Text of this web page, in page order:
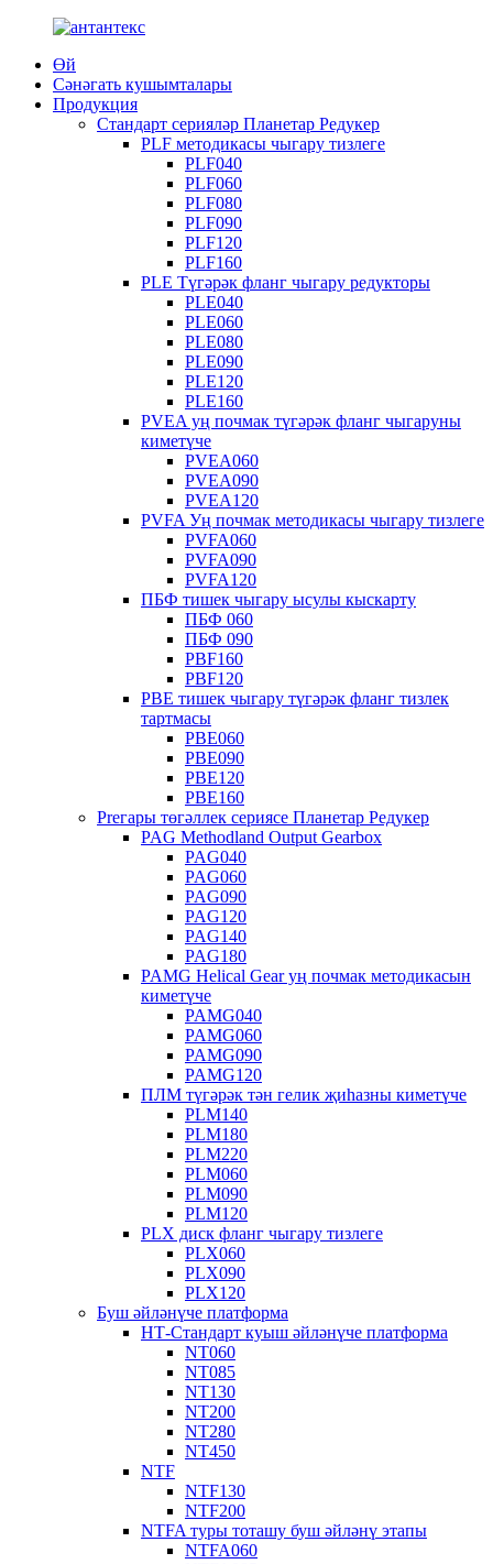
Өй
Сәнәгать кушымталары
Продукция
Стандарт серияләр Планетар Редукер
PLF методикасы чыгару тизлеге
PLF040
PLF060
PLF080
PLF090
PLF120
PLF160
PLE Түгәрәк фланг чыгару редукторы
PLE040
PLE060
PLE080
PLE090
PLE120
PLE160
PVEA уң почмак түгәрәк фланг чыгаруны
киметүче
PVEA060
PVEA090
PVEA120
PVFA Уң почмак методикасы чыгару тизлеге
PVFA060
PVFA090
PVFA120
ПБФ тишек чыгару ысулы кыскарту
ПБФ 060
ПБФ 090
PBF160
PBF120
PBE тишек чыгару түгәрәк фланг тизлек
тартмасы
PBE060
PBE090
PBE120
PBE160
Preгары төгәллек сериясе Планетар Редукер
PAG Methodland Output Gearbox
PAG040
PAG060
PAG090
PAG120
PAG140
PAG180
PAMG Helical Gear уң почмак методикасын
киметүче
PAMG040
PAMG060
PAMG090
PAMG120
ПЛМ түгәрәк тән гелик җиһазны киметүче
PLM140
PLM180
PLM220
PLM060
PLM090
PLM120
PLX диск фланг чыгару тизлеге
PLX060
PLX090
PLX120
Буш әйләнүче платформа
НТ-Стандарт куыш әйләнүче платформа
NT060
NT085
NT130
NT200
NT280
NT450
NTF
NTF130
NTF200
NTFA туры тоташу буш әйләнү этапы
NTFA060